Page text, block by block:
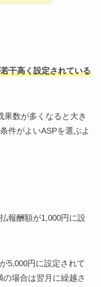
干高く設定されている
果数が多くなると大き
件がよいASPを選ぶよ
報酬額が1,000円に設
5,000円に設定されて
場合は翌月に繰越さ